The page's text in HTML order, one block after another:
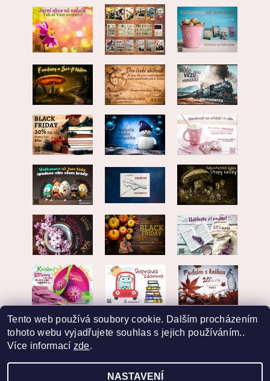
Tento web používá soubory cookie. Dalším procházením
tohoto webu vyjadřujete souhlas s jejich používáním..
Více informací zde.
NASTAVENÍ